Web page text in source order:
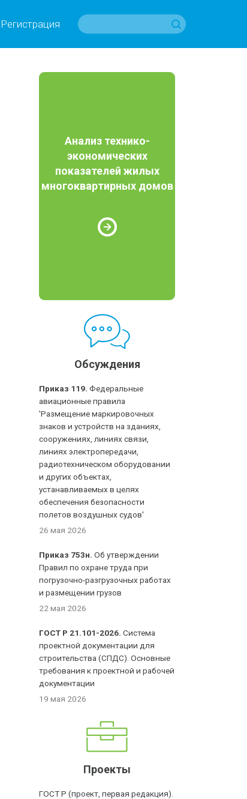
Регистрация
Анализ технико-
экономических
показателей жилых
многоквартирных домов
Обсуждения
Приказ 119. Федеральные
авиационные правила
'Размещение маркировочных
знаков и устройств на зданиях,
сооружениях, линиях связи,
линиях электропередачи,
радиотехническом оборудовании
и других объектах,
устанавливаемых в целях
обеспечения безопасности
полетов воздушных судов'
26 мая 2026
Приказ 753н. Об утверждении
Правил по охране труда при
погрузочно-разгрузочных работах
и размещении грузов
22 мая 2026
ГОСТ Р 21.101-2026. Система
проектной документации для
строительства (СПДС). Основные
требования к проектной и рабочей
документации
19 мая 2026
Проекты
ГОСТ Р (проект, первая редакция).